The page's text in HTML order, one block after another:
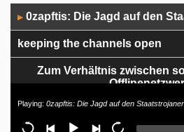
Player
▶ 0zapftis: Die Jagd auf den
keeping the channels open
Zum Verhältnis zwischen
Biometrieprojekte der
Playing: 0zapftis: Die Jagd auf den Staatstrojaner